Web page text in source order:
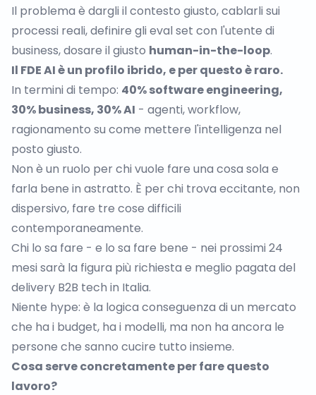
Il problema è dargli il contesto giusto, cablarli sui
processi reali, definire gli eval set con l'utente di
business, dosare il giusto human-in-the-loop.
Il FDE AI è un profilo ibrido, e per questo è raro.
In termini di tempo: 40% software engineering,
30% business, 30% AI - agenti, workflow,
ragionamento su come mettere l'intelligenza nel
posto giusto.
Non è un ruolo per chi vuole fare una cosa sola e
farla bene in astratto. È per chi trova eccitante, non
dispersivo, fare tre cose difficili
contemporaneamente.
Chi lo sa fare - e lo sa fare bene - nei prossimi 24
mesi sarà la figura più richiesta e meglio pagata del
delivery B2B tech in Italia.
Niente hype: è la logica conseguenza di un mercato
che ha i budget, ha i modelli, ma non ha ancora le
persone che sanno cucire tutto insieme.
Cosa serve concretamente per fare questo
lavoro?